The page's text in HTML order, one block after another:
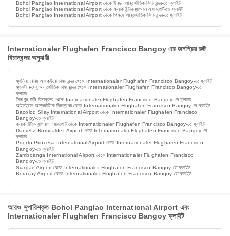
Bohol Panglao International Airport থেকে ইনছন আন্তর্জাতিক বিমানবন্দর-তে ফ্লাইট
Bohol Panglao International Airport থেকে ক্লার্ক ইন্টারন্যাশনাল এয়ারপোর্ট-তে ফ্লাইট
Bohol Panglao International Airport থেকে গিমহে আন্তর্জাতিক বিমানবন্দর-তে ফ্লাইট
Internationaler Flughafen Francisco Bangoy এর জনপ্রিয় রুট
বিমানবন্দর অনুযায়ী
ম্যানিলা নিনিয় অ্যাকুইনো বিমানবন্দর থেকে Internationaler Flughafen Francisco Bangoy-তে ফ্লাইট
ম্যাকটান-সেবু আন্তর্জাতিক বিমানবন্দর থেকে Internationaler Flughafen Francisco Bangoy-তে
ফ্লাইট
সিঙ্গাপুর চাঙ্গি বিমানবন্দর থেকে Internationaler Flughafen Francisco Bangoy-তে ফ্লাইট
আইলইলো আন্তর্জাতিক বিমানবন্দর থেকে Internationaler Flughafen Francisco Bangoy-তে ফ্লাইট
Bacolod Silay International Airport থেকে Internationaler Flughafen Francisco
Bangoy-তে ফ্লাইট
ক্লার্ক ইন্টারন্যাশনাল এয়ারপোর্ট থেকে Internationaler Flughafen Francisco Bangoy-তে ফ্লাইট
Daniel Z Romualdez Airport থেকে Internationaler Flughafen Francisco Bangoy-তে
ফ্লাইট
Puerto Princesa International Airport থেকে Internationaler Flughafen Francisco
Bangoy-তে ফ্লাইট
Zamboanga International Airport থেকে Internationaler Flughafen Francisco
Bangoy-তে ফ্লাইট
Siargao Airport থেকে Internationaler Flughafen Francisco Bangoy-তে ফ্লাইট
Boracay Airport থেকে Internationaler Flughafen Francisco Bangoy-তে ফ্লাইট
আরও সুপারিশকৃত Bohol Panglao International Airport এবং
Internationaler Flughafen Francisco Bangoy ফ্লাইট